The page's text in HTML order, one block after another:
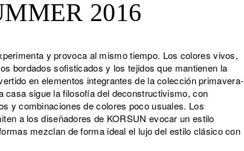
2016
y provoca al mismo tiempo. Los colores vivos,
bordados sofisticados y los tejidos que mantienen la
en elementos integrantes de la colección primavera-
casa sigue la filosofía del deconstructivismo, con
y combinaciones de colores poco usuales. Los
a los diseñadores de KORSUN evocar un estilo
mezclan de forma ideal el lujo del estilo clásico con